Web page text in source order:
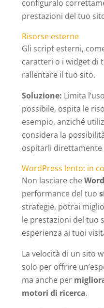
configuralo
prestazioni del tuo
Risorse esterne
Gli script esterni,
caratteri o i widget di
rallentare il tuo sito.
Soluzione: Limita
possibile, ospita le
esempio, anziché
considera la
ospitarli direttamente
WordPress lento: in
Non lasciare che
performance del tuo
strategie, potrai
le prestazioni del tuo
esperienza ai tuoi
La velocità di un sito
solo per offrire
ma anche per
motori di ricerca.